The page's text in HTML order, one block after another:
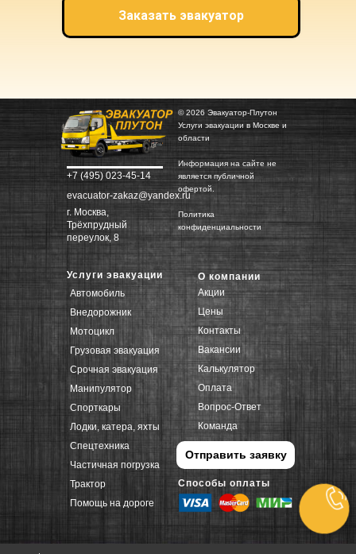
Заказать эвакуатор
Услуги эвакуации
Автомобиль
Внедорожник
Мотоцикл
Грузовая эвакуация
Срочная эвакуация
Манипулятор
Спорткары
О компании
Акции
Цены
Контакты
Вакансии
Калькулятор
Оплата
Вопрос-Ответ
Команда
© 2026 Эвакуатор-Плутон
Услуги эвакуации в Москве и
области
Информация на сайте не
является публичной
офертой.
Политика
конфиденциальности
+7 (495) 023-45-14
evacuator-zakaz@yandex.ru
г. Москва,
Трёхпрудный
переулок, 8
Лодки, катера, яхты
Спецтехника
Частичная погрузка
Трактор
Помощь на дороге
Способы оплаты
Отправить заявку